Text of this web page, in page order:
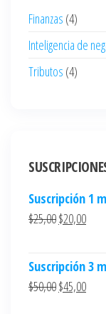
Finanzas (4)
Inteligencia de
Tributos (4)
Suscripción 1
$25,00$20,00
Suscripción 3
$50,00$45,00